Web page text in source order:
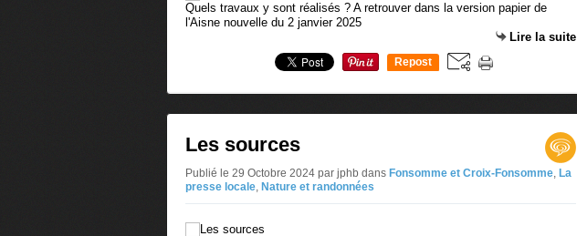
Quels travaux y sont réalisés ? A retrouver dans la version papier de
l'Aisne nouvelle du 2 janvier 2025
Lire la suite
Repost
Les sources
Publié le 29 Octobre 2024 par jphb dans Fonsomme et Croix-Fonsomme, La
presse locale, Nature et randonnées